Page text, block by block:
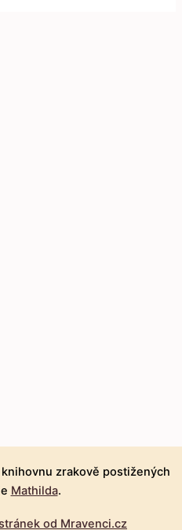
zrakově postižených
Mathilda.